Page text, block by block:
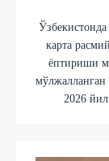
карта
ёптириши
мўлжалланган
2026